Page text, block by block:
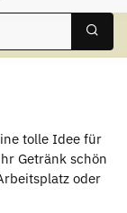
tolle Idee für
Getränk schön
oder